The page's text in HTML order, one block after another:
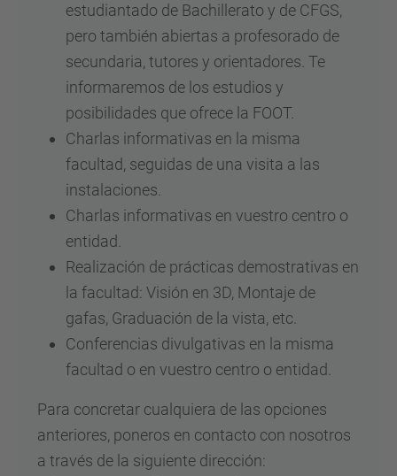
estudiantado de Bachillerato y de CFGS,
pero también abiertas a profesorado de
secundaria, tutores y orientadores. Te
informaremos de los estudios y
posibilidades que ofrece la FOOT.
Charlas informativas en la misma
facultad, seguidas de una visita a las
instalaciones.
Charlas informativas en vuestro centro o
entidad.
Realización de prácticas demostrativas en
la facultad: Visión en 3D, Montaje de
gafas, Graduación de la vista, etc.
Conferencias divulgativas en la misma
facultad o en vuestro centro o entidad.
Para concretar cualquiera de las opciones
anteriores, poneros en contacto con nosotros
a través de la siguiente dirección: